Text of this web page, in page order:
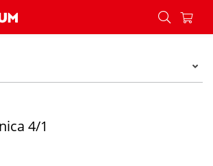
borovnica 4/1 - Konzum
4/1